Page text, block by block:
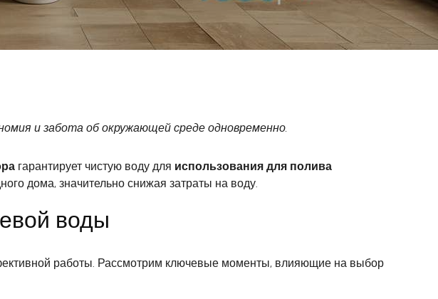
и забота об окружающей среде одновременно.
гарантирует чистую воду для использования для полива
дома, значительно снижая затраты на воду.
воды
работы. Рассмотрим ключевые моменты, влияющие на выбор